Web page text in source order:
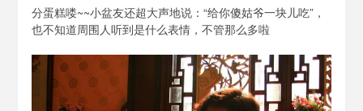
分蛋糕喽~~小盆友还超大声地说：“给你傻姑爷一块儿吃”，
也不知道周围人听到是什么表情，不管那么多啦